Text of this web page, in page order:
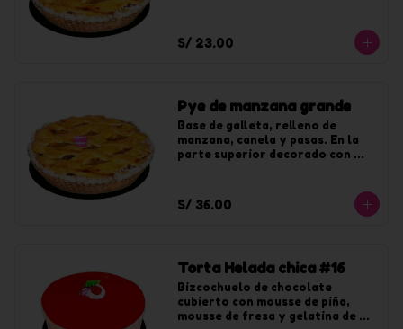
S/ 23.00
Pye de manzana grande
Base de galleta, relleno de
manzana, canela y pasas. En la
parte superior decorado con
S/ 36.00
Torta Helada chica #16
Bizcochuelo de chocolate
cubierto con mousse de piña,
mousse de fresa y gelatina de